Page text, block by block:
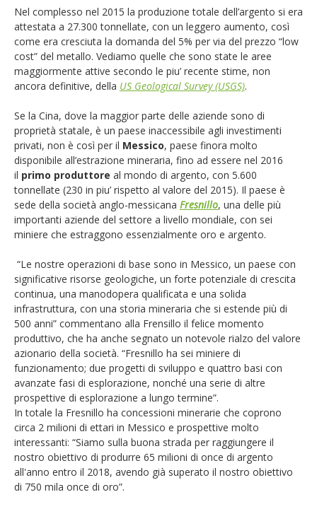
Nel complesso nel 2015 la produzione totale dell’argento si era
attestata a 27.300 tonnellate, con un leggero aumento, così
come era cresciuta la domanda del 5% per via del prezzo “low
cost” del metallo. Vediamo quelle che sono state le aree
maggiormente attive secondo le piu’ recente stime, non
ancora definitive, della US Geological Survey (USGS).
Se la Cina, dove la maggior parte delle aziende sono di
proprietà statale, è un paese inaccessibile agli investimenti
privati, non è così per il Messico, paese finora molto
disponibile all’estrazione mineraria, fino ad essere nel 2016
il primo produttore al mondo di argento, con 5.600
tonnellate (230 in piu’ rispetto al valore del 2015). Il paese è
sede della società anglo-messicana Fresnillo, una delle più
importanti aziende del settore a livello mondiale, con sei
miniere che estraggono essenzialmente oro e argento.
“Le nostre operazioni di base sono in Messico, un paese con
significative risorse geologiche, un forte potenziale di crescita
continua, una manodopera qualificata e una solida
infrastruttura, con una storia mineraria che si estende più di
500 anni” commentano alla Frensillo il felice momento
produttivo, che ha anche segnato un notevole rialzo del valore
azionario della società. “Fresnillo ha sei miniere di
funzionamento; due progetti di sviluppo e quattro basi con
avanzate fasi di esplorazione, nonché una serie di altre
prospettive di esplorazione a lungo termine”.
In totale la Fresnillo ha concessioni minerarie che coprono
circa 2 milioni di ettari in Messico e prospettive molto
interessanti: “Siamo sulla buona strada per raggiungere il
nostro obiettivo di produrre 65 milioni di once di argento
all'anno entro il 2018, avendo già superato il nostro obiettivo
di 750 mila once di oro”.